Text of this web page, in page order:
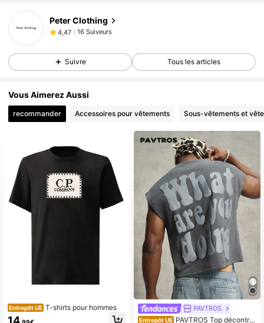
Peter Clothing
4,47
16 Suiveurs
d***gest en train de naviguer
Suivre Tous les articles
Vous Aimerez Aussi
recommander Accessoires pour vêtements Sous-vêtements et
Entrepôt UE T-shirts pour hommes
14 ,99€
PAVTROS
Entrepôt UE PAVTROS Top décontra